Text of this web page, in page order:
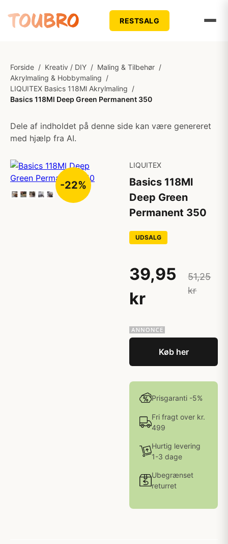
RESTSALG
Forside / Kreativ / DIY / Maling & Tilbehør /
Akrylmaling & Hobbymaling /
LIQUITEX Basics 118Ml Akrylmaling /
Basics 118Ml Deep Green Permanent 350
Dele af indholdet på denne side kan være genereret
med hjælp fra AI.
-22%
LIQUITEX
Basics 118Ml
Deep Green
Permanent 350
UDSALG
39,95
kr
51,25
kr
Køb her
Prisgaranti -5%
Fri fragt over kr.
499
Hurtig levering
1-3 dage
Ubegrænset
returret